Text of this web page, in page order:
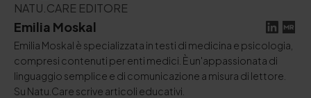
NATU.CARE EDITORE
Emilia Moskal
Emilia Moskal è specializzata in testi di medicina e psicologia,
compresi contenuti per enti medici. È un'appassionata di
linguaggio semplice e di comunicazione a misura di lettore.
Su Natu.Care scrive articoli educativi.